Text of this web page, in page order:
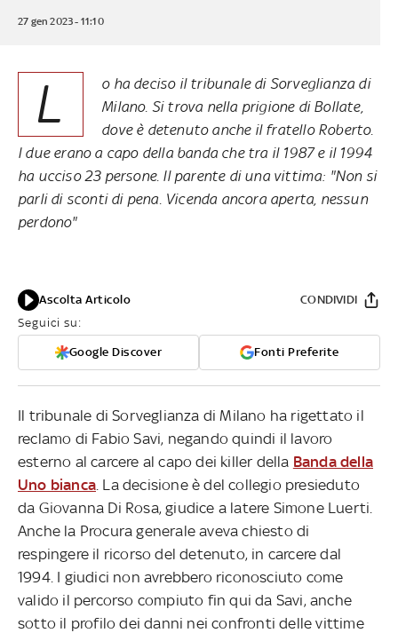
27 gen 2023 - 11:10
L
o ha deciso il tribunale di Sorveglianza di
Milano. Si trova nella prigione di Bollate,
dove è detenuto anche il fratello Roberto.
I due erano a capo della banda che tra il 1987 e il 1994
ha ucciso 23 persone. Il parente di una vittima: "Non si
parli di sconti di pena. Vicenda ancora aperta, nessun
perdono"
Ascolta Articolo
Seguici su:
Google Discover Fonti Preferite
CONDIVIDI
Il tribunale di Sorveglianza di Milano ha rigettato il
reclamo di Fabio Savi, negando quindi il lavoro
esterno al carcere al capo dei killer della Banda della
Uno bianca . La decisione è del collegio presieduto
da Giovanna Di Rosa, giudice a latere Simone Luerti.
Anche la Procura generale aveva chiesto di
respingere il ricorso del detenuto, in carcere dal
1994. I giudici non avrebbero riconosciuto come
valido il percorso compiuto fin qui da Savi, anche
sotto il profilo dei danni nei confronti delle vittime